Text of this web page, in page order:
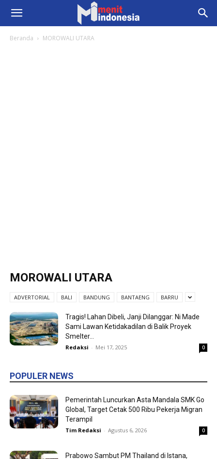
Beranda MOROWALI UTARA
MOROWALI UTARA
ADVERTORIAL BALI BANDUNG BANTAENG BARRU
Tragis! Lahan Dibeli, Janji Dilanggar: Ni Made
Sami Lawan Ketidakadilan di Balik Proyek
Smelter...
Redaksi - Mei 17, 2025 0
POPULER NEWS
Pemerintah Luncurkan Asta Mandala SMK Go
Global, Target Cetak 500 Ribu Pekerja Migran
Terampil
Tim Redaksi - Agustus 6, 2026 0
Prabowo Sambut PM Thailand di Istana,